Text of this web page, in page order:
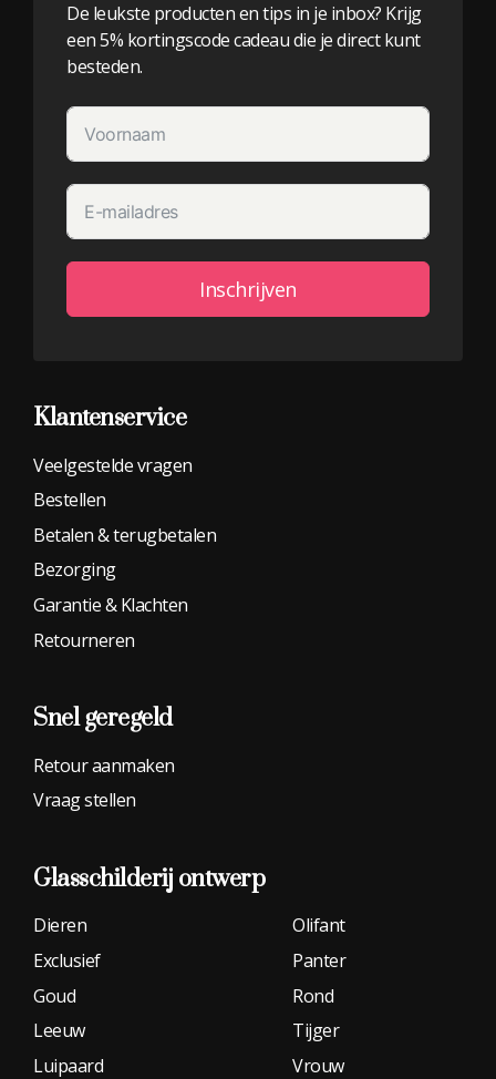
De leukste producten en tips in je inbox? Krijg
een 5% kortingscode cadeau die je direct kunt
besteden.
Inschrijven
Klantenservice
Veelgestelde vragen
Bestellen
Betalen & terugbetalen
Bezorging
Garantie & Klachten
Retourneren
Snel geregeld
Retour aanmaken
Vraag stellen
Glasschilderij ontwerp
Dieren
Exclusief
Goud
Leeuw
Luipaard
Olifant
Panter
Rond
Tijger
Vrouw